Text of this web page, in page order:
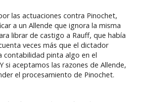
las actuaciones contra Pinochet,
a un Allende que ignora la misma
librar de castigo a Rauff, que había
veces más que el dictador
contabilidad pinta algo en el
si aceptamos las razones de Allende,
el procesamiento de Pinochet.